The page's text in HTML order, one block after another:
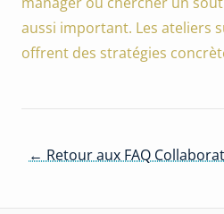
aussi important. Les ateliers
offrent des stratégies
← Retour aux FAQ